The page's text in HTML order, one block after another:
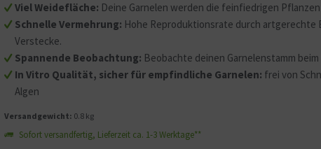
Viel Weidefläche: Deine Garnelen werden die feinfiedrigen
Schnelle Vermehrung: Hohe Reproduktionsrate durch artgerechte
Verstecke.
Spannende Beobachtung: Beobachte deinen Garnelenstamm beim
In Vitro Qualität, sicher für empfindliche Garnelen: frei von
Algen
Versandgewicht: 0.8 kg
Sofort versandfertig, Lieferzeit ca. 1-3 Werktage**